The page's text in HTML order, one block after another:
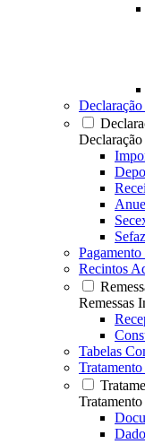
Sefaz
Recintos
Remessas
Tabelas